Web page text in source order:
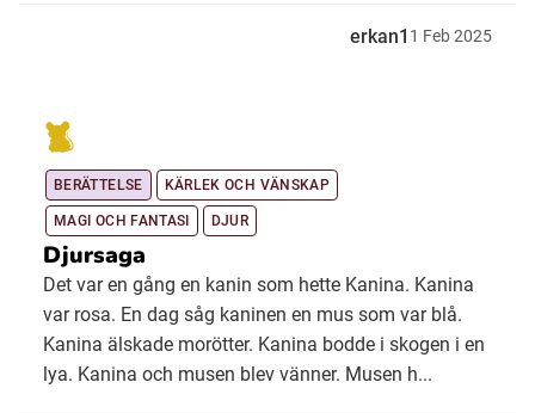
erkan1 1 Feb2025
BERÄTTELSE KÄRLEK OCH VÄNSKAP
MAGI OCH FANTASI DJUR
Djursaga
Det var en gång en kanin som hette Kanina. Kanina
var rosa. En dag såg kaninen en mus som var blå.
Kanina älskade morötter. Kanina bodde i skogen i en
lya. Kanina och musen blev vänner. Musen h...